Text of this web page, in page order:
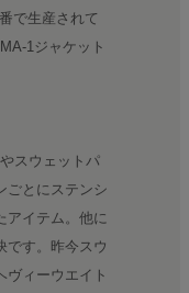
で生産されて
1ジャケット
スウェットパ
ごとにステンシ
アイテム。他に
です。昨今スウ
ヴィーウエイト